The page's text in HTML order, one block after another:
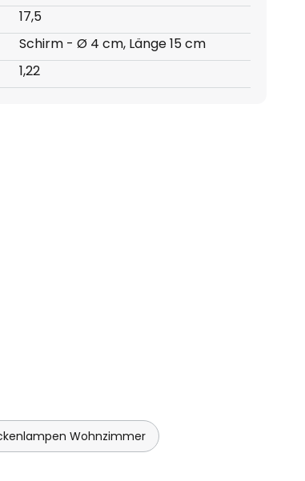
17,5
Schirm - Ø 4 cm, Länge 15 cm
1,22
Wohnzimmer